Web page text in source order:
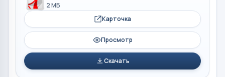
2 МБ
Карточка
Просмотр
Скачать